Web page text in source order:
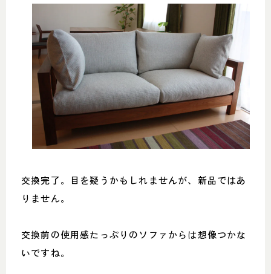
交換完了。目を疑うかもしれませんが、新品ではあ
りません。
交換前の使用感たっぷりのソファからは想像つかな
いですね。